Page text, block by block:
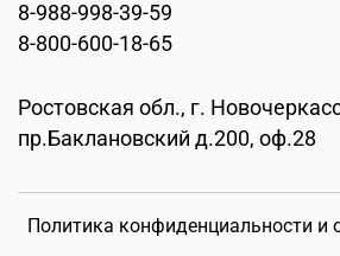
Политика конфиденциальности и
8-988-998-39-59
8-800-600-18-65
Ростовская обл., г.
пр.Баклановский д.200, оф.28